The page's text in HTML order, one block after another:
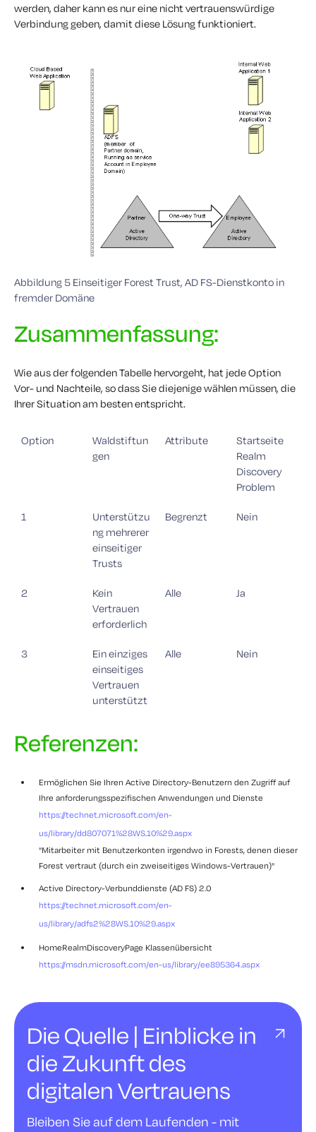
werden, daher kann es nur eine nicht vertrauenswürdige
Verbindung geben, damit diese Lösung funktioniert.
Abbildung 5 Einseitiger Forest Trust, AD FS-Dienstkonto in
fremder Domäne
Zusammenfassung:
Wie aus der folgenden Tabelle hervorgeht, hat jede Option
Vor- und Nachteile, so dass Sie diejenige wählen müssen, die
Ihrer Situation am besten entspricht.
Option
Waldstiftun
gen
Attribute
Startseite
Realm
Discovery
Problem
1
Unterstützu
ng mehrerer
einseitiger
Trusts
Begrenzt Nein
2
Kein
Vertrauen
erforderlich
Alle Ja
3
Ein einziges
einseitiges
Vertrauen
unterstützt
Alle Nein
Referenzen:
Ermöglichen Sie Ihren Active Directory-Benutzern den Zugriff auf
Ihre anforderungsspezifischen Anwendungen und Dienste
https://technet.microsoft.com/en-
us/library/dd807071%28WS.10%29.aspx
"Mitarbeiter mit Benutzerkonten irgendwo in Forests, denen dieser
Forest vertraut (durch ein zweiseitiges Windows-Vertrauen)"
Active Directory-Verbunddienste (AD FS) 2.0
https://technet.microsoft.com/en-
us/library/adfs2%28WS.10%29.aspx
HomeRealmDiscoveryPage Klassenübersicht
https://msdn.microsoft.com/en-us/library/ee895364.aspx
Die Quelle | Einblicke in
die Zukunft des
digitalen Vertrauens
Bleiben Sie auf dem Laufenden - mit